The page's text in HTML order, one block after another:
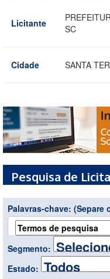
Licitante
SC
Cidade SANTA
Pesquisa de
Palavras-chave: (Separe
Segmento:
Estado: